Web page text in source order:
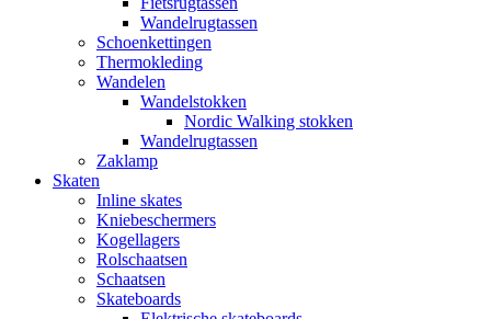
Wandelrugtassen
Schoenkettingen
Thermokleding
Wandelen
Wandelstokken
Nordic Walking stokken
Wandelrugtassen
Zaklamp
Skaten
Inline skates
Kniebeschermers
Kogellagers
Rolschaatsen
Schaatsen
Skateboards